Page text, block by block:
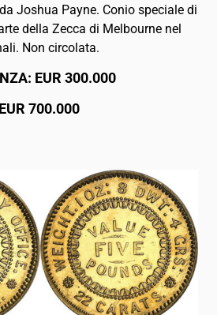
Joshua Payne. Conio speciale di
della Zecca di Melbourne nel
Non circolata.
EUR 300.000
700.000